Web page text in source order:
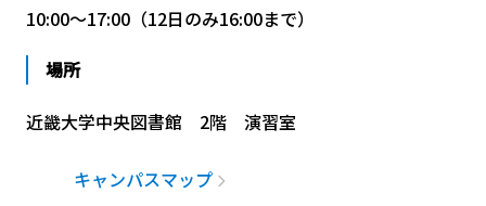
10:00～17:00（12日のみ16:00まで）
場所
近畿大学中央図書館 2階 演習室
キャンパスマップ